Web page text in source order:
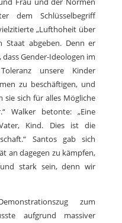
dem Schlüsselbegriff
„Lufthoheit über
Staat abgeben. Denn er
Gender-Ideologen im
unsere Kinder
zu beschäftigen, und
sie sich für alles Mögliche
Walker betonte: „Eine
Kind. Dies ist die
Santos gab sich
an dagegen zu kämpfen,
stark sein, denn wir
zum
aufgrund massiver